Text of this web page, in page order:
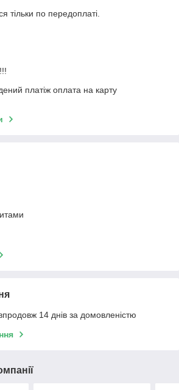
тільки по передоплаті.
платіж оплата на карту
14 днів за домовленістю